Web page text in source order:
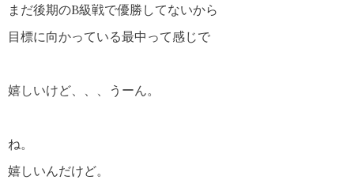
まだ後期のB級戦で優勝してないから
目標に向かっている最中って感じで
嬉しいけど、、、うーん。
ね。
嬉しいんだけど。